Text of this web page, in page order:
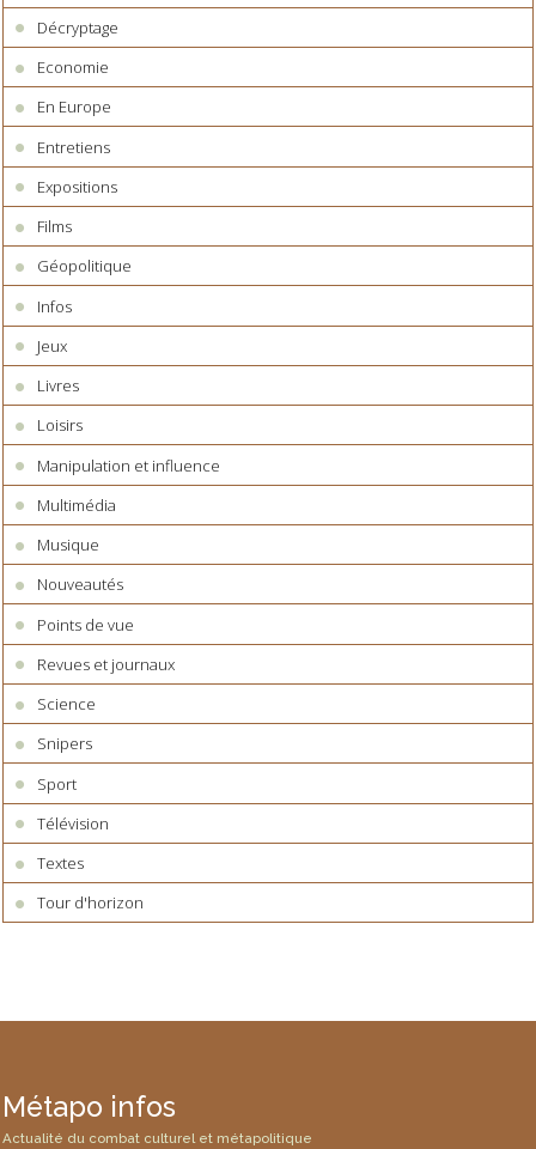
Décryptage
Economie
En Europe
Entretiens
Expositions
Films
Géopolitique
Infos
Jeux
Livres
Loisirs
Manipulation et influence
Multimédia
Musique
Nouveautés
Points de vue
Revues et journaux
Science
Snipers
Sport
Télévision
Textes
Tour d'horizon
Métapo infos
Actualité du combat culturel et métapolitique